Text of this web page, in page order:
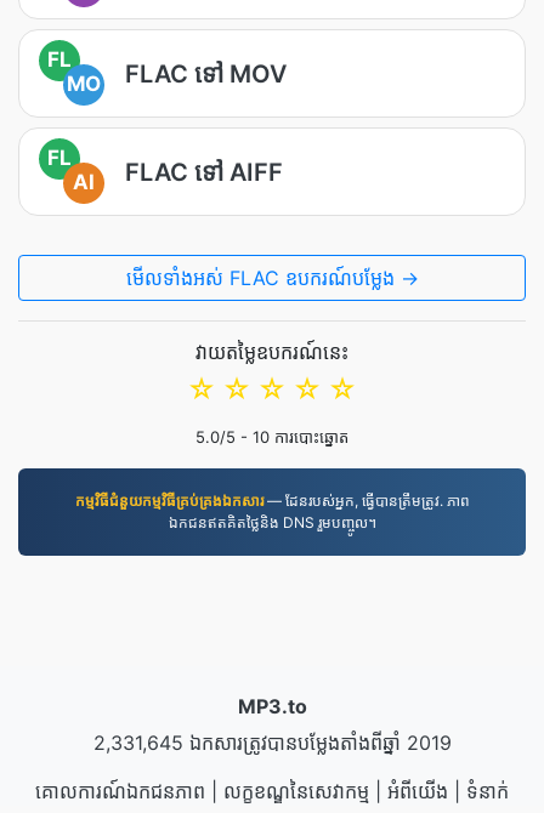
FL
MO
FLAC ទៅ MOV
FL
AI
FLAC ទៅ AIFF
មើល​ទាំងអស់ FLAC ឧបករណ៍បម្លែង →
វាយតម្លៃឧបករណ៍នេះ
☆
☆
☆
☆
☆
5.0/5 - 10 ការបោះឆ្នោត
កម្មវិធី​ជំនួយ​កម្មវិធី​គ្រប់គ្រង​ឯកសារ— ដែនរបស់អ្នក, ធ្វើបានត្រឹមត្រូវ. ភាព
ឯកជនឥតគិតថ្លៃនិង DNS រួមបញ្ចូល។
MP3.to
2,331,645 ឯកសារត្រូវបានបម្លែងតាំងពីឆ្នាំ 2019
គោលការណ៍ឯកជនភាព
លក្ខខណ្ឌនៃសេវាកម្ម អំពីយើង
ទំនាក់